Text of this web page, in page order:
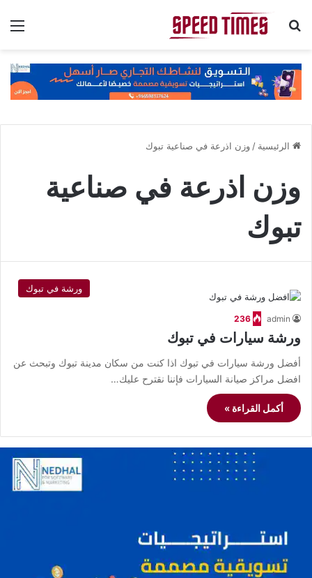
بحث عن
الرئيسية / وزن اذرعة في صناعية تبوك
وزن اذرعة في صناعية
تبوك
ورشة في تبوك
admin
236
ورشة سيارات في تبوك
أفضل ورشة سيارات في تبوك اذا كنت من سكان مدينة تبوك وتبحث عن
افضل مراكز صيانة السيارات فإننا نقترح عليك…
أكمل القراءة »